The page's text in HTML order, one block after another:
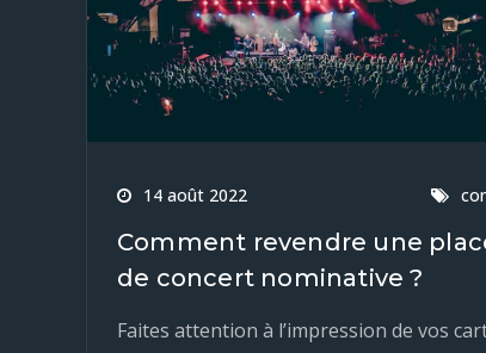
14 août 2022
Comment revendre une
de concert nominative ?
Faites attention à l’impression de vos